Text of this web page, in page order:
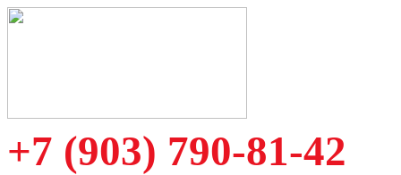
+7 (903) 790-81-42